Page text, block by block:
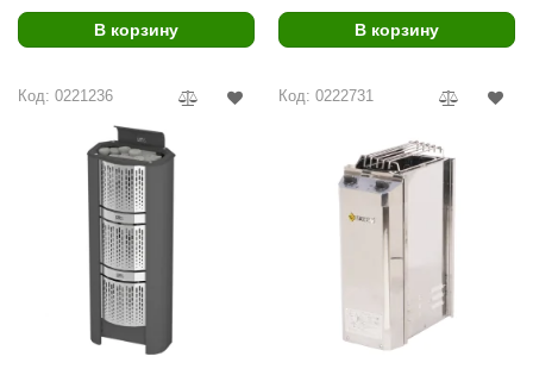
В корзину В корзину
Код: 0221236 Код: 0222731